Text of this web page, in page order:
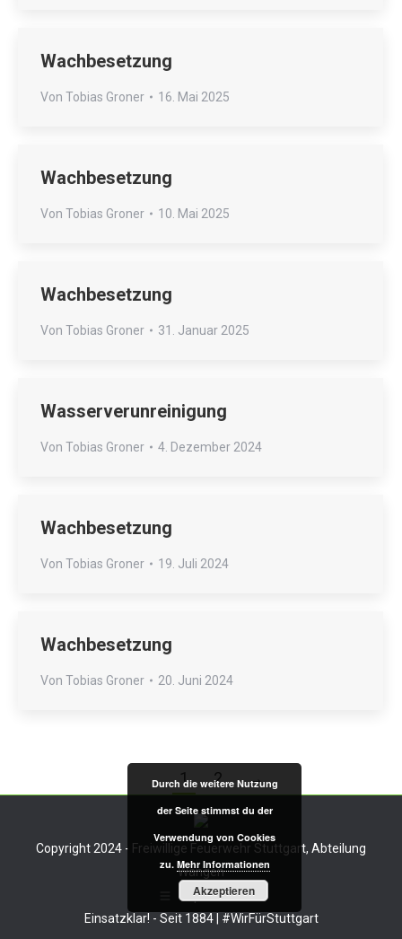
Wachbesetzung
Von Tobias Groner 16. Mai 2025
Wachbesetzung
Von Tobias Groner 10. Mai 2025
Wachbesetzung
Von Tobias Groner 31. Januar 2025
Wasserverunreinigung
Von Tobias Groner 4. Dezember 2024
Wachbesetzung
Von Tobias Groner 19. Juli 2024
Wachbesetzung
Von Tobias Groner 20. Juni 2024
1 2 →
Copyright 2024 - Freiwillige Feuerwehr Stuttgart, Abteilung
Wangen
Impressum
Einsatzklar! - Seit 1884 | #WirFürStuttgart
Durch die weitere Nutzung
der Seite stimmst du der
Verwendung von Cookies
zu. Mehr Informationen
Akzeptieren